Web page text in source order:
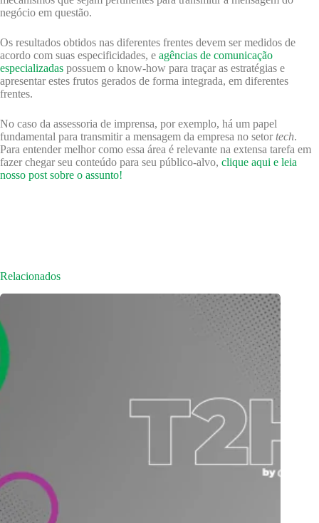
negócio em questão.
Os resultados obtidos nas diferentes frentes devem ser medidos de
acordo com suas especificidades, e agências de comunicação
especializadas possuem o know-how para traçar as estratégias e
apresentar estes frutos gerados de forma integrada, em diferentes
frentes.
No caso da assessoria de imprensa, por exemplo, há um papel
fundamental para transmitir a mensagem da empresa no setortech.
Para entender melhor como essa área é relevante na extensa tarefa em
fazer chegar seu conteúdo para seu público-alvo, clique aqui e leia
nosso post sobre o assunto!
Relacionados